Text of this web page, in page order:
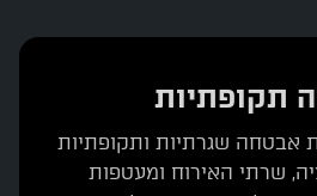
תקופתיות
אבטחה שגרתיות ותקופתיות
שרתי האירוח ומעטפות